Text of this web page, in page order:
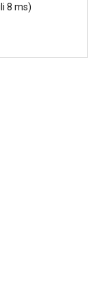
8 ms)